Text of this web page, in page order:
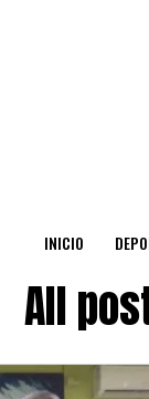
INICIO
All